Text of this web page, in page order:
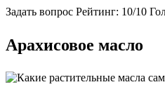
Задать вопрос Рейтинг: 10/10
Арахисовое масло